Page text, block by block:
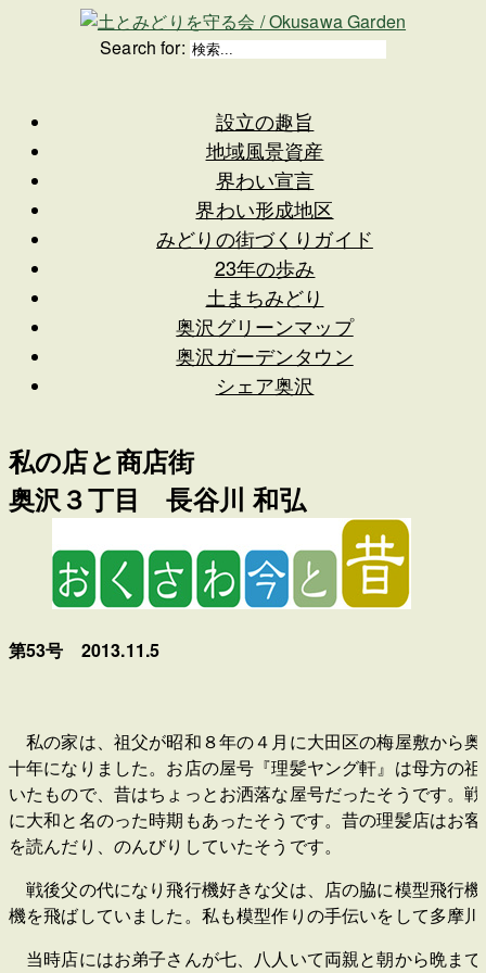
Search for:
設立の趣旨
地域風景資産
界わい宣言
界わい形成地区
みどりの街づくりガイド
23年の歩み
土まちみどり
奥沢グリーンマップ
奥沢ガーデンタウン
シェア奥沢
私の店と商店街
奥沢３丁目 長谷川 和弘
第53号 2013.11.5
私の家は、祖父が昭和８年の４月に大田区の梅屋敷から
十年になりました。お店の屋号『理髪ヤング軒』は母方の
いたもので、昔はちょっとお洒落な屋号だったそうです
に大和と名のった時期もあったそうです。昔の理髪店はお
を読んだり、のんびりしていたそうです。
戦後父の代になり飛行機好きな父は、店の脇に模型飛行
機を飛ばしていました。私も模型作りの手伝いをして多摩
当時店にはお弟子さんが七、八人いて両親と朝から晩ま